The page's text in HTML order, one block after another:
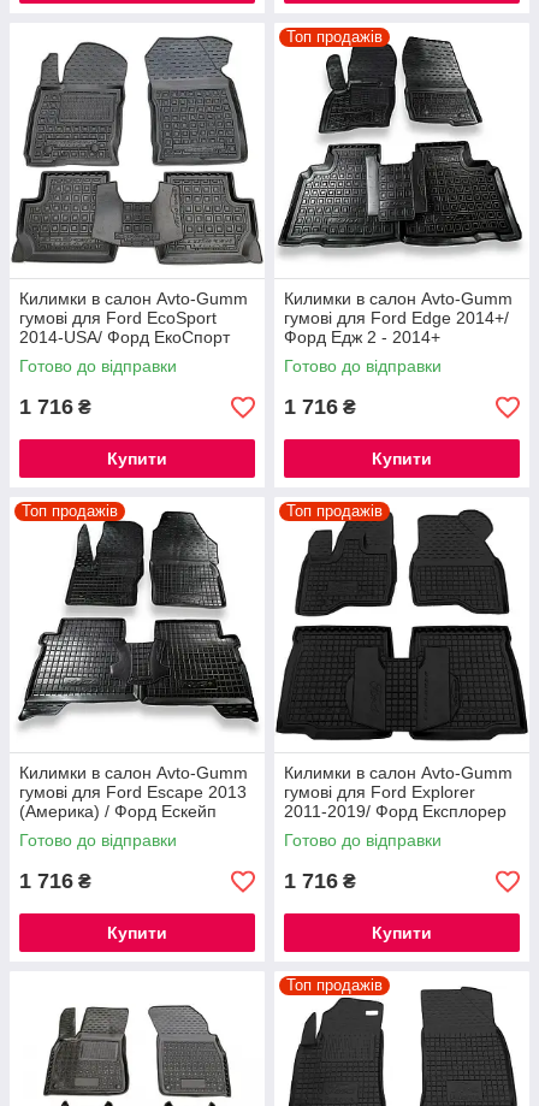
Автомобільні килимки Ford Fiesta 2010-2017
Міцні та зносостійкі автомобільні килимки. Вони мають
особливу текстуру, яка дозволяє надійно утримувати
велику кількість бруду чи рідини.
Килимки Форд Фокус 1998-2004
Надійні, практичні та міцні автомобільні килимки. Вони
виготовлені з поліуретану, тому прослужать не один рік!
Переглянути всі позиції
4 причини зробити замовлення в
Avtokovrik
Величезний вибір
Килимки в салон Avto-Gumm
гумові для Ford EcoSport
2014-USA/ Форд ЕкоСпорт
2014- USA
Готово до відправки
1 716 ₴
Купити
Топ продажів
Килимки в салон Avto-Gumm
гумові для Ford Edge 2014+/
Форд Едж 2 - 2014+
Готово до відправки
1 716 ₴
Купити
Топ продажів
Килимки в салон Avto-Gumm
гумові для Ford Escape 2013
(Америка) / Форд Ескейп
(Америка) 2013-2019
Готово до відправки
1 716 ₴
Купити
Топ продажів
Килимки в салон Avto-Gumm
гумові для Ford Explorer
2011-2019/ Форд Експлорер
Готово до відправки
1 716 ₴
Купити
Топ продажів